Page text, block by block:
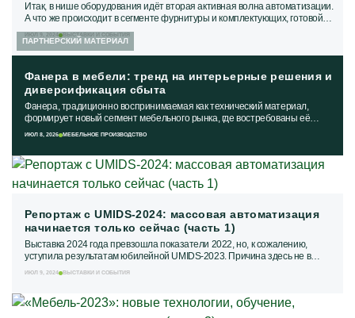
Итак, в нише оборудования идёт вторая активная волна автоматизации.
А что же происходит в сегменте фурнитуры и комплектующих, готовой
мебели и матрасов? Там...
ИЮЛ 9, 2024 ВЫСТАВКИ И СОБЫТИЯ
ПАРТНЕРСКИЙ МАТЕРИАЛ
Фанера в мебели: тренд на интерьерные решения и
диверсификация сбыта
Фанера, традиционно воспринимаемая как технический материал,
формирует новый сегмент мебельного рынка, где востребованы её
прочностные характеристики и...
ИЮЛ 8, 2026 МЕБЕЛЬНОЕ ПРОИЗВОДСТВО
Репортаж с UMIDS-2024: массовая автоматизация
начинается только сейчас (часть 1)
Выставка 2024 года превзошла показатели 2022, но, к сожалению,
уступила результатам юбилейной UMIDS-2023. Причина здесь не в
организации или в снижении...
ИЮЛ 9, 2024 ВЫСТАВКИ И СОБЫТИЯ